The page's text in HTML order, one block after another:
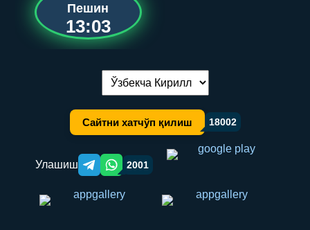
Пешин
13:03
Тилни алмаштириш:
Сайтни хатчўп қилиш 18002
Улашиш Telegram orqali ulashish
WhatsApp orqali ulashish
2001